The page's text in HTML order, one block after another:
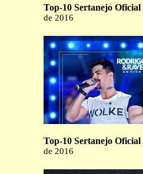
Top-10 Sertanejo Oficial
de 2016
Top-10 Sertanejo Oficial
de 2016